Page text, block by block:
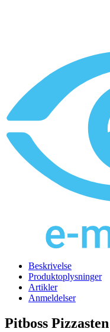
Beskrivelse
Produktoplysninger
Artikler
Anmeldelser
Pitboss Pizzasten